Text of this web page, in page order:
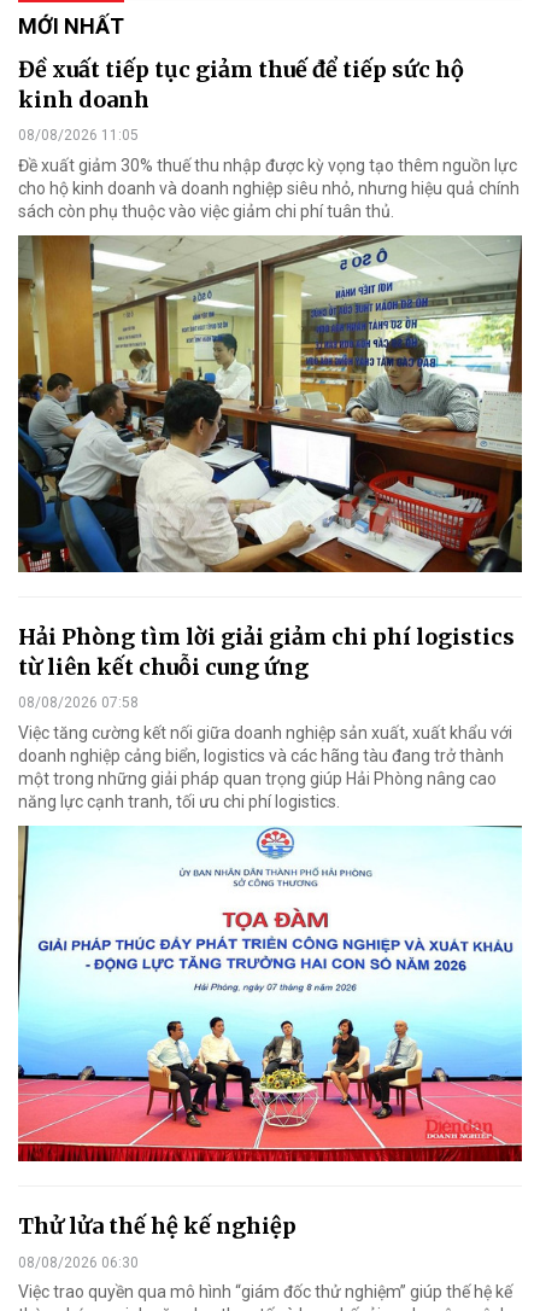
MỚI NHẤT
Đề xuất tiếp tục giảm thuế để tiếp sức hộ
kinh doanh
08/08/2026 11:05
Đề xuất giảm 30% thuế thu nhập được kỳ vọng tạo thêm nguồn lực
cho hộ kinh doanh và doanh nghiệp siêu nhỏ, nhưng hiệu quả chính
sách còn phụ thuộc vào việc giảm chi phí tuân thủ.
Hải Phòng tìm lời giải giảm chi phí logistics
từ liên kết chuỗi cung ứng
08/08/2026 07:58
Việc tăng cường kết nối giữa doanh nghiệp sản xuất, xuất khẩu với
doanh nghiệp cảng biển, logistics và các hãng tàu đang trở thành
một trong những giải pháp quan trọng giúp Hải Phòng nâng cao
năng lực cạnh tranh, tối ưu chi phí logistics.
Thử lửa thế hệ kế nghiệp
08/08/2026 06:30
Việc trao quyền qua mô hình “giám đốc thử nghiệm” giúp thế hệ kế